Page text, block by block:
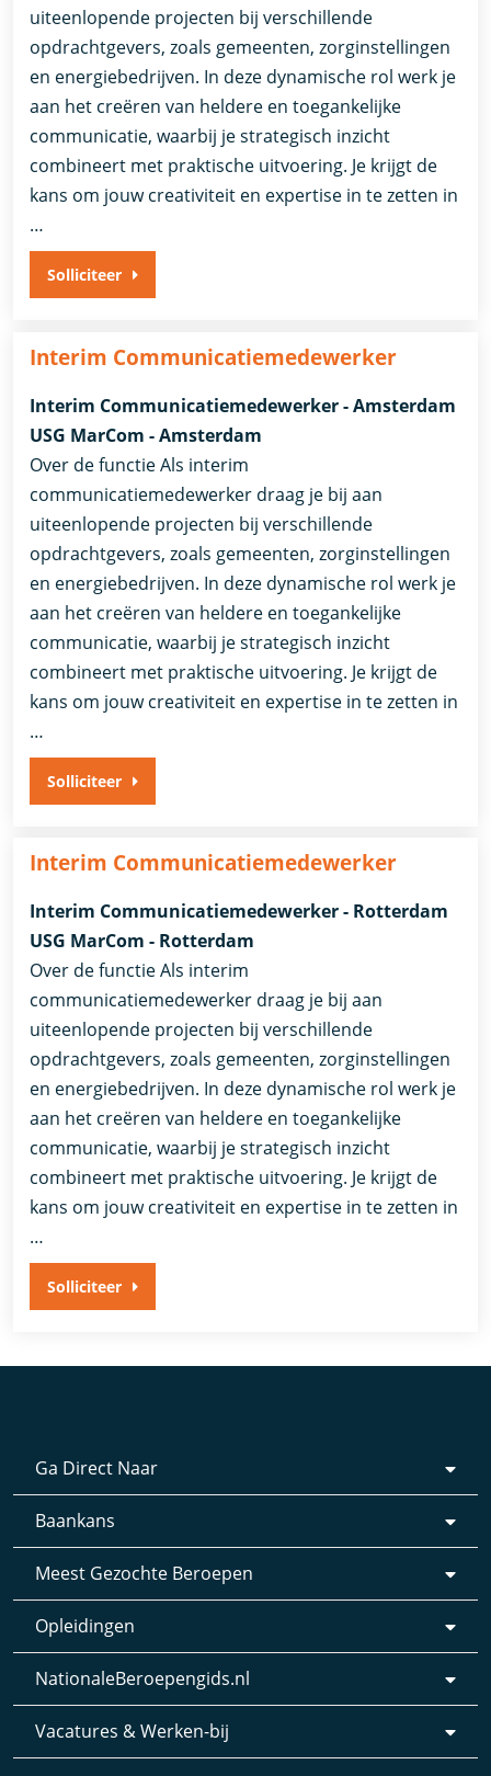
uiteenlopende projecten bij verschillende
opdrachtgevers, zoals gemeenten, zorginstellingen
en energiebedrijven. In deze dynamische rol werk je
aan het creëren van heldere en toegankelijke
communicatie, waarbij je strategisch inzicht
combineert met praktische uitvoering. Je krijgt de
kans om jouw creativiteit en expertise in te zetten in
…
Solliciteer
Interim Communicatiemedewerker
Interim Communicatiemedewerker - Amsterdam
USG MarCom - Amsterdam
Over de functie Als interim
communicatiemedewerker draag je bij aan
uiteenlopende projecten bij verschillende
opdrachtgevers, zoals gemeenten, zorginstellingen
en energiebedrijven. In deze dynamische rol werk je
aan het creëren van heldere en toegankelijke
communicatie, waarbij je strategisch inzicht
combineert met praktische uitvoering. Je krijgt de
kans om jouw creativiteit en expertise in te zetten in
…
Solliciteer
Interim Communicatiemedewerker
Interim Communicatiemedewerker - Rotterdam
USG MarCom - Rotterdam
Over de functie Als interim
communicatiemedewerker draag je bij aan
uiteenlopende projecten bij verschillende
opdrachtgevers, zoals gemeenten, zorginstellingen
en energiebedrijven. In deze dynamische rol werk je
aan het creëren van heldere en toegankelijke
communicatie, waarbij je strategisch inzicht
combineert met praktische uitvoering. Je krijgt de
kans om jouw creativiteit en expertise in te zetten in
…
Solliciteer
Ga Direct Naar
Baankans
Meest Gezochte Beroepen
Opleidingen
NationaleBeroepengids.nl
Vacatures & Werken-bij